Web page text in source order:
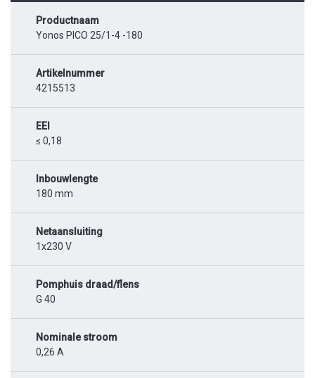
Productnaam
Yonos PICO 25/1-4 -180
Artikelnummer
4215513
EEI
≤ 0,18
Inbouwlengte
180 mm
Netaansluiting
1x230 V
Pomphuis draad/flens
G 40
Nominale stroom
0,26 A